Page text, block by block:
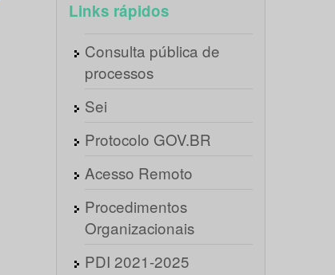
Links rápidos
Consulta pública de
processos
Sei
Protocolo GOV.BR
Acesso Remoto
Procedimentos
Organizacionais
PDI 2021-2025